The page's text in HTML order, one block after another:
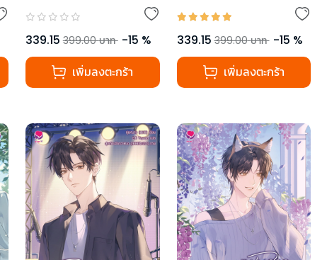
339.15 399.00 บาท -15 %
เพิ่มลงตะกร้า
339.15 399.00 บาท -15 %
เพิ่มลงตะกร้า